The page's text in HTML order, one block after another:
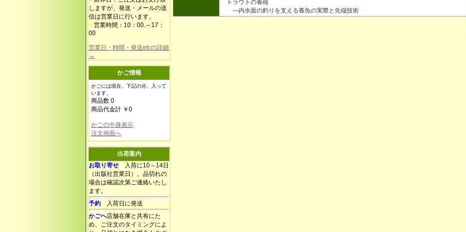
しますが、発送・メールの送
信は営業日に行います。
■ 営業時間：10：00.～17：
00
営業日・時間・発送etcの詳細
→
かご情報
かごには現在、下記の分、入って
います。
商品数 0
商品代金計 ￥0
かごの中身表示
注文画面へ
出荷案内
お取り寄せ 入荷に10～14日
（出版社営業日）。品切れの
場合は確認次第ご連絡いたし
ます。
予約 入荷日に発送
かごへ店舗在庫と共有にた
め、ご注文のタイミングによ
トラウトの養殖
―内水面の釣りを支える養魚の実際と先端技術